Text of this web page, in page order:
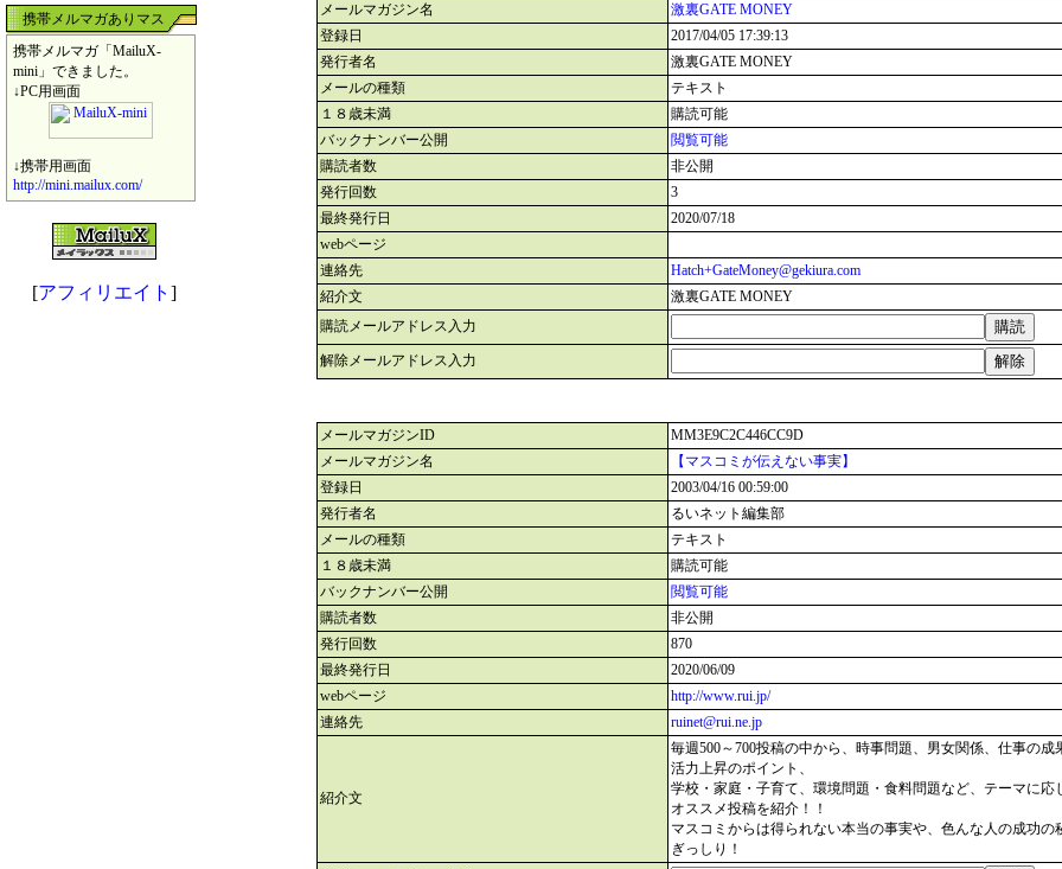
携帯メルマガありマス
携帯メルマガ「MailuX-
mini」できました。
↓PC用画面
↓携帯用画面
http://mini.mailux.com/
[アフィリエイト ]
メールマガジン名
激裏GATE MONEY
登録日
2017/04/05 17:39:13
発行者名
激裏GATE MONEY
メールの種類
テキスト
１８歳未満
購読可能
バックナンバー公開
閲覧可能
購読者数
非公開
発行回数
3
最終発行日
2020/07/18
webページ
連絡先
Hatch+GateMoney@gekiura.com
紹介文
激裏GATE MONEY
購読メールアドレス入力
解除メールアドレス入力
メールマガジンID
MM3E9C2C446CC9D
メールマガジン名
【マスコミが伝えない事実】
登録日
2003/04/16 00:59:00
発行者名
るいネット編集部
メールの種類
テキスト
１８歳未満
購読可能
バックナンバー公開
閲覧可能
購読者数
非公開
発行回数
870
最終発行日
2020/06/09
webページ
http://www.rui.jp/
連絡先
ruinet@rui.ne.jp
紹介文
毎週500～700投稿の中から、時事問題、男女関係、仕事の成
活力上昇のポイント、
学校・家庭・子育て、環境問題・食料問題など、テーマに応
オススメ投稿を紹介！！
マスコミからは得られない本当の事実や、色んな人の成功の
ぎっしり！